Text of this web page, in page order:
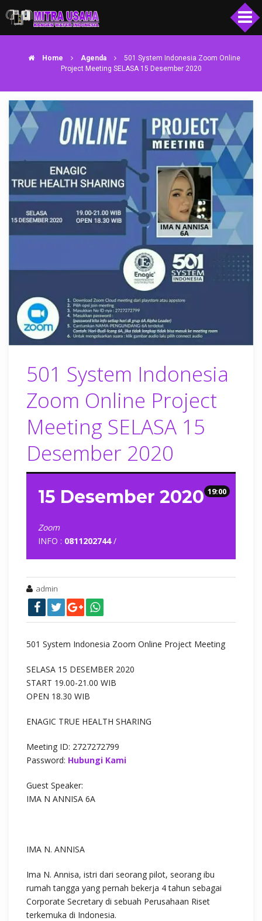
Home Agenda
501 System Indonesia Zoom Online
Project Meeting SELASA 15 Desember 2020
501 System Indonesia
Zoom Online Project
Meeting SELASA 15
Desember 2020
15 Desember 2020 19:00
Zoom
INFO : 0811202744/
admin
501 System Indonesia Zoom Online Project Meeting
SELASA 15 DESEMBER 2020
START 19.00-21.00 WIB
OPEN 18.30 WIB
ENAGIC TRUE HEALTH SHARING
Meeting ID: 2727272799
Password: Hubungi Kami
Guest Speaker:
IMA N ANNISA 6A
IMA N. ANNISA
Ima N. Annisa, istri dari seorang pilot, seorang ibu
rumah tangga yang pernah bekerja 4 tahun sebagai
Corporate Secretary di sebuah Perusahaan Riset
terkemuka di Indonesia.